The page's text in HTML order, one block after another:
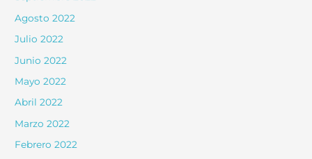
Agosto 2022
Julio 2022
Junio 2022
Mayo 2022
Abril 2022
Marzo 2022
Febrero 2022